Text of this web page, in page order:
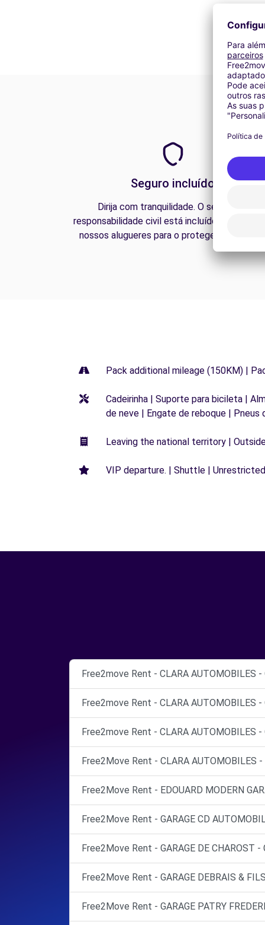
Seguro incluído
Dirija com tranquilidade. O seguro de
responsabilidade civil está incluído em todos
nossos alugueres para o proteger na
Pack additional mileage (150KM) |
Cadeirinha | Suporte para bicileta |
de neve | Engate de reboque | Pneus
Leaving the national territory |
VIP departure. | Shuttle |
Free2move Rent - CLARA AUTOMOBILES -
Free2move Rent - CLARA AUTOMOBILES -
Free2move Rent - CLARA AUTOMOBILES -
Free2Move Rent - CLARA AUTOMOBILES -
Free2Move Rent - EDOUARD MODERN
Free2Move Rent - GARAGE CD
Free2Move Rent - GARAGE DE CHAROST -
Free2Move Rent - GARAGE DEBRAIS &
Free2Move Rent - GARAGE PATRY